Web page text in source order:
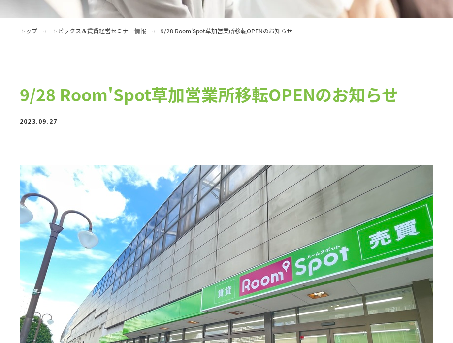
トップ トピックス＆賃貸経営セミナー情報 9/28 Room'Spot草加営業所移転OPENのお知らせ
9/28 Room'Spot草加営業所移転OPENのお知らせ
2023.09.27